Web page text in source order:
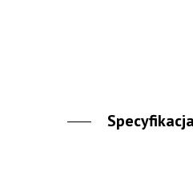
Specyfikacja